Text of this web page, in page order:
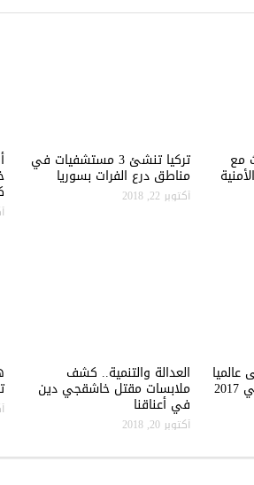
مع تركيا تنشئ 3 مستشفيات في
مناطق درع الفرات بسوريا
أكتوبر 22, 2018
عالميا العدالة والتنمية.. كشف
ملابسات مقتل خاشقجي دين
في أعناقنا
أكتوبر 20, 2018